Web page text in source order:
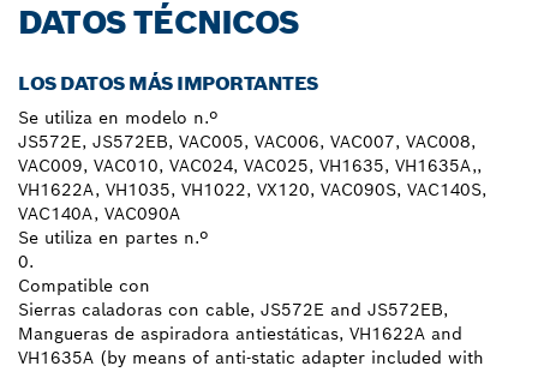
DATOS TÉCNICOS
LOS DATOS MÁS IMPORTANTES
Se utiliza en modelo n.º
JS572E, JS572EB, VAC005, VAC006, VAC007, VAC008,
VAC009, VAC010, VAC024, VAC025, VH1635, VH1635A,,
VH1622A, VH1035, VH1022, VX120, VAC090S, VAC140S,
VAC140A, VAC090A
Se utiliza en partes n.º
0.
Compatible con
Sierras caladoras con cable, JS572E and JS572EB,
Mangueras de aspiradora antiestáticas, VH1622A and
VH1635A (by means of anti-static adapter included with